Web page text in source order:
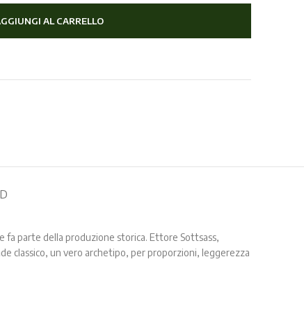
AL CARRELLO
fa parte della produzione storica. Ettore Sottsass,
classico, un vero archetipo, per proporzioni, leggerezza